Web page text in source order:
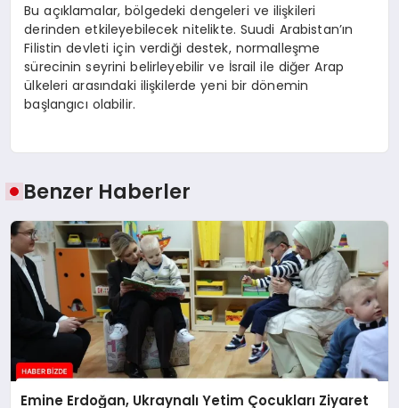
Bu açıklamalar, bölgedeki dengeleri ve ilişkileri
derinden etkileyebilecek nitelikte. Suudi Arabistan’ın
Filistin devleti için verdiği destek, normalleşme
sürecinin seyrini belirleyebilir ve İsrail ile diğer Arap
ülkeleri arasındaki ilişkilerde yeni bir dönemin
başlangıcı olabilir.
Benzer Haberler
Emine Erdoğan, Ukraynalı Yetim Çocukları Ziyaret